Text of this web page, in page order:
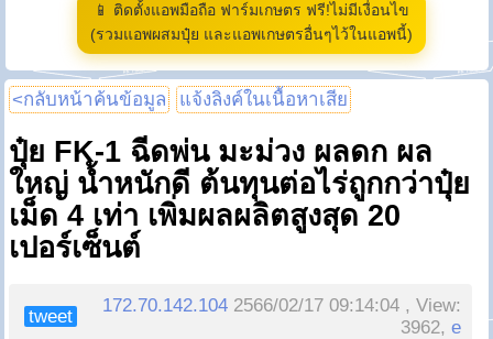
📱 ติดตั้งแอพมือถือ ฟาร์มเกษตร ฟรี!ไม่มีเงื่อนไข
(รวมแอพผสมปุ๋ย และแอพเกษตรอื่นๆไว้ในแอพนี้)
<กลับหน้าค้นข้อมูล แจ้งลิงค์ในเนื้อหาเสีย
ปุ๋ย FK-1 ฉีดพ่น มะม่วง ผลดก ผล
ใหญ่ น้ำหนักดี ต้นทุนต่อไร่ถูกกว่าปุ๋ย
เม็ด 4 เท่า เพิ่มผลผลิตสูงสุด 20
เปอร์เซ็นต์
tweet
172.70.142.104 2566/02/17 09:14:04 , View:
3962,e